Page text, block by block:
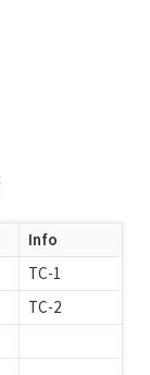
Info
TC-1
TC-2